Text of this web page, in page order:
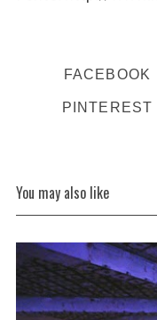
FACEBOOK
PINTEREST
You may also like
S
e